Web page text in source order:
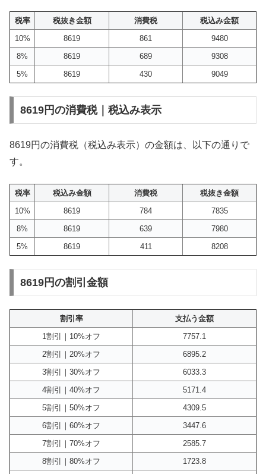
税率 税抜き金額 消費税
税込み金額
10%
8619 861
9480
8%
8619 689
9308
5%
8619 430 9049
8619円の消費税｜税込み表示
8619円の消費税（税込み表示）の金額は、以下の通りで
す。
税率 税込み金額 消費税
税抜き金額
10%
8619 784
7835
8%
8619 639
7980
5%
8619 411 8208
8619円の割引金額
割引率
支払う金額
1割引｜10%オフ
7757.1
2割引｜20%オフ
6895.2
3割引｜30%オフ
6033.3
4割引｜40%オフ
5171.4
5割引｜50%オフ
4309.5
6割引｜60%オフ
3447.6
7割引｜70%オフ
2585.7
8割引｜80%オフ
1723.8